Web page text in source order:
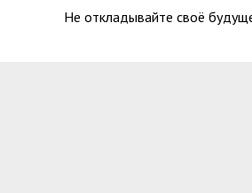
Не откладывайте своё